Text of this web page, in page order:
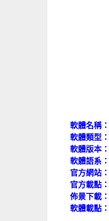
軟體名稱：
軟體類型：
軟體版本：
軟體語系：
官方網站：
官方載點：
佈景下載：
軟體載點：